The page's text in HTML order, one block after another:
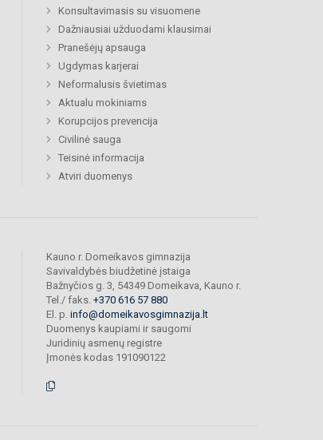
Konsultavimasis su visuomene
Dažniausiai užduodami klausimai
Pranešėjų apsauga
Ugdymas karjerai
Neformalusis švietimas
Aktualu mokiniams
Korupcijos prevencija
Civilinė sauga
Teisinė informacija
Atviri duomenys
Kauno r. Domeikavos gimnazija
Savivaldybės biudžetinė įstaiga
Bažnyčios g. 3, 54349 Domeikava, Kauno r.
Tel./ faks. +370 616 57 880
El. p. info@domeikavosgimnazija.lt
Duomenys kaupiami ir saugomi
Juridinių asmenų registre
Įmonės kodas 191090122